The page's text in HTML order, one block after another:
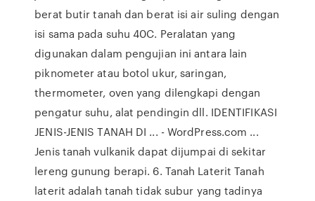
berat butir tanah dan berat isi air suling dengan
isi sama pada suhu 40C. Peralatan yang
digunakan dalam pengujian ini antara lain
piknometer atau botol ukur, saringan,
thermometer, oven yang dilengkapi dengan
pengatur suhu, alat pendingin dll. IDENTIFIKASI
JENIS-JENIS TANAH DI ... - WordPress.com ...
Jenis tanah vulkanik dapat dijumpai di sekitar
lereng gunung berapi. 6. Tanah Laterit Tanah
laterit adalah tanah tidak subur yang tadinya